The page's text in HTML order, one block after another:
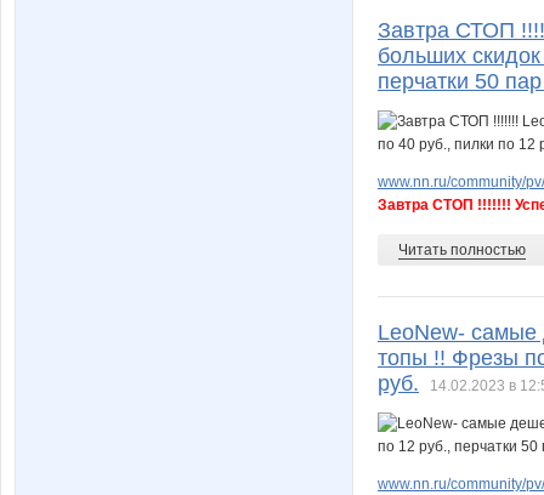
Завтра СТОП
больших
перчатки 50
www.nn.ru/community/
Завтра СТОП !!!!!!!
Читать полностью
LeoNew- самые
топы !! Фрезы
руб.
14.02.2023 в
www.nn.ru/community/